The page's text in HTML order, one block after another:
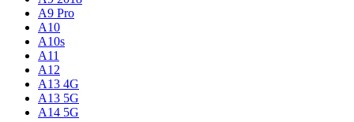
A9 Pro
A10
A10s
A11
A12
A13 4G
A13 5G
A14 5G